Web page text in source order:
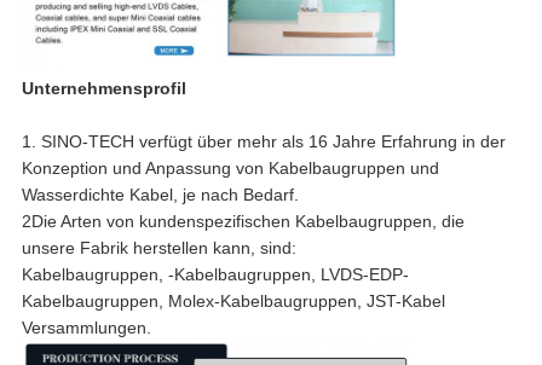
Unternehmensprofil
1. SINO-TECH verfügt über mehr als 16 Jahre Erfahrung in der
Konzeption und Anpassung von Kabelbaugruppen und
Wasserdichte Kabel, je nach Bedarf.
2Die Arten von kundenspezifischen Kabelbaugruppen, die
unsere Fabrik herstellen kann, sind:
Kabelbaugruppen, -Kabelbaugruppen, LVDS-EDP-
Kabelbaugruppen, Molex-Kabelbaugruppen, JST-Kabel
Versammlungen.